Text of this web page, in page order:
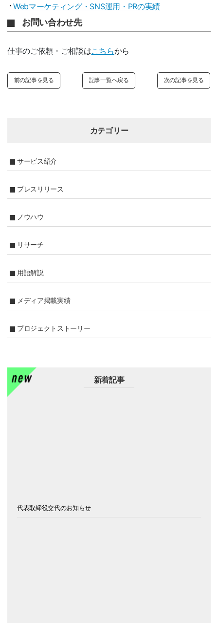
Webマーケティング・SNS運用・PRの実績
お問い合わせ先
仕事のご依頼・ご相談はこちらから
前の記事を見る 記事一覧へ戻る 次の記事を見る
カテゴリー
サービス紹介
プレスリリース
ノウハウ
リサーチ
用語解説
メディア掲載実績
プロジェクトストーリー
新着記事
代表取締役交代のお知らせ